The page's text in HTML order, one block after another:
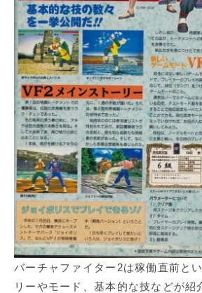
バーチャファイター2は稼働直前と
リーやモード、基本的な技などが紹